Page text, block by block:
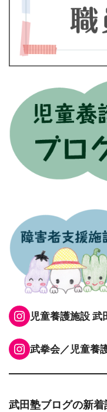
Instagram
児童養護施設 武
Instagram
武拳会／児童養
武田塾ブログの新着